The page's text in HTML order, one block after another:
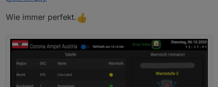
Wie immer perfekt.